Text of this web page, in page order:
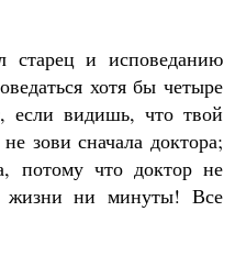
старец и исповеданию
хотя бы четыре
если видишь, что твой
зови сначала доктора;
потому что доктор не
жизни ни минуты! Все